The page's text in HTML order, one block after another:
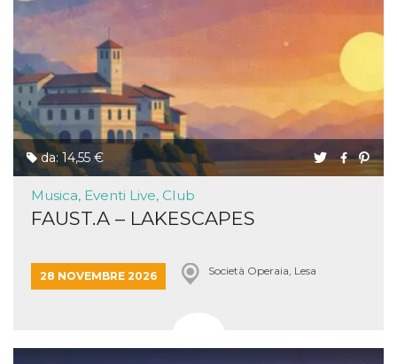
da: 14,55 €
Musica, Eventi Live, Club
FAUST.A – LAKESCAPES
28 NOVEMBRE 2026 Società Operaia, Lesa